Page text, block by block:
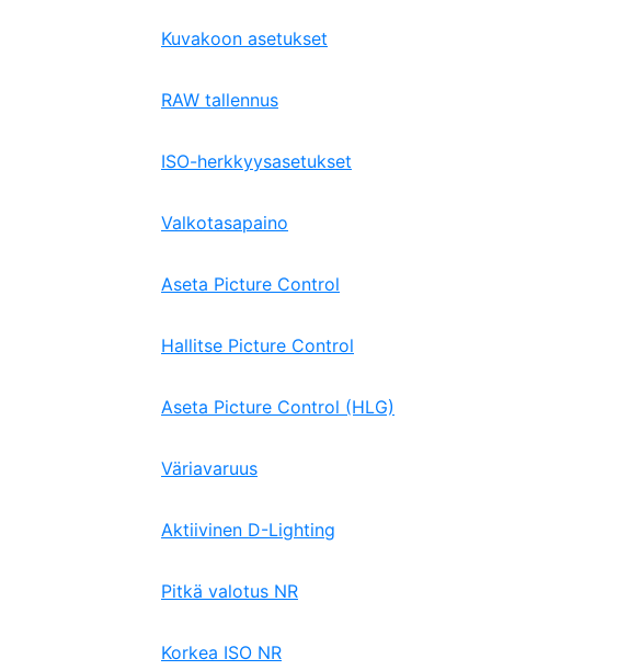
Kuvakoon asetukset
RAW tallennus
ISO-herkkyysasetukset
Valkotasapaino
Aseta Picture Control
Hallitse Picture Control
Aseta Picture Control (HLG)
Väriavaruus
Aktiivinen D-Lighting
Pitkä valotus NR
Korkea ISO NR